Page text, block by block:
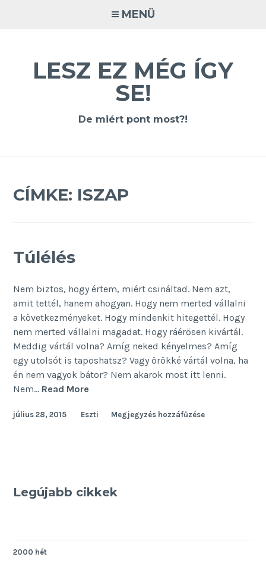
MENÜ
LESZ EZ MÉG ÍGY
SE!
De miért pont most?!
CÍMKE: ISZAP
Túlélés
Nem biztos, hogy értem, miért csináltad. Nem azt,
amit tettél, hanem ahogyan. Hogy nem merted vállalni
a következményeket. Hogy mindenkit hitegettél. Hogy
nem merted vállalni magadat. Hogy ráérősen kivártál.
Meddig vártál volna? Amíg neked kényelmes? Amíg
egy utolsót is taposhatsz? Vagy örökké vártál volna, ha
én nem vagyok bátor? Nem akarok most itt lenni.
Nem… Read More
július 28, 2015 Eszti Megjegyzés hozzáfűzése
Legújabb cikkek
2000 hét